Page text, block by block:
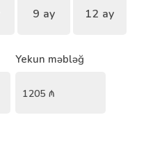
9 ay 12 ay
Yekun məbləğ
1205 ₼